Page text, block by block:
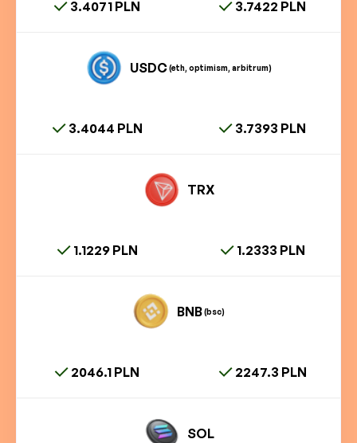
3.4071 PLN 3.7422 PLN
USDC(eth, optimism, arbitrum)
3.4044 PLN 3.7393 PLN
TRX
1.1229 PLN 1.2333 PLN
BNB(bsc)
2046.1 PLN 2247.3 PLN
SOL